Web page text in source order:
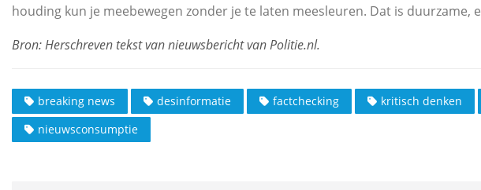
houding kun je meebewegen zonder je te laten meesleuren. Dat is duurzame,
breaking news desinformatie factchecking kritisch denken
nieuwsconsumptie